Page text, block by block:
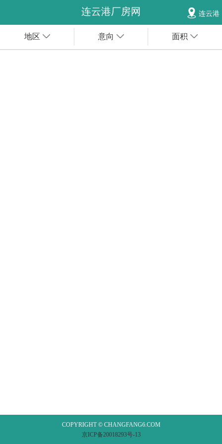
连云港厂房网 连云港
地区 意向 面积
COPYRIGHT © CHANGFANG6.COM
京ICP备20018293号-13